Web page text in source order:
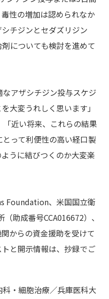
性の増加は認められなか
チジンとセダズリジン
についても検討を進めて
なアザシチジン投与スケジ
大変うれしく思います」
近い将来、これらの結果
って利便性の高い経口製
うに結びつくのか大変楽
Foundation、米国国立衛
助成番号CCA016672）、
からの資金援助を受けて
と開示情報は、抄録でご
・細胞治療／兵庫医科大